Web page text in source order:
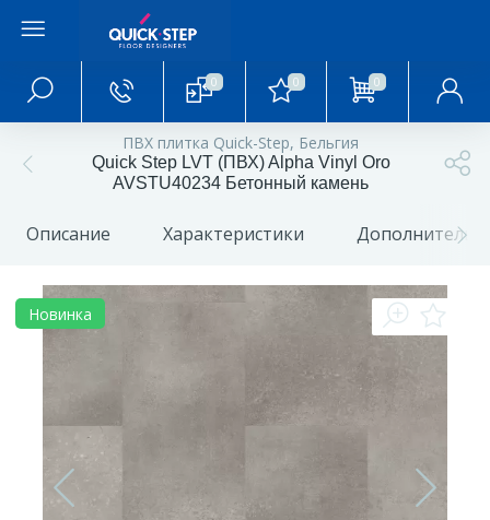
0 0 0
ПВХ плитка Quick-Step, Бельгия
Quick Step LVT (ПВХ) Alpha Vinyl Oro
AVSTU40234 Бетонный камень
Описание Характеристики
Новинка
Главное меню
Главная
О магазине
Акции и скидки
Статьи и обзоры
Фотогалерея